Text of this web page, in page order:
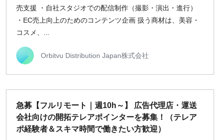
稼働時間
週5日
週3日
地域
東京
売支援 ・自社スタジオでの配信制作（撮影・演出・進行）
・EC売上向上のためのコンテンツ企画 扱う商材は、美容・
コスメ、...
Orbitvu Distribution Japan株式会社
急募【フルリモート｜週10h～】 広告代理店・運送
会社向けの開拓テレアポインターを募集！（テレア
ポ経験者＆スキマ時間で働きたい方歓迎）